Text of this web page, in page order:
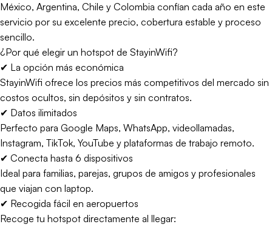
México, Argentina, Chile y Colombia confían cada año en este
servicio por su excelente precio, cobertura estable y proceso
sencillo.
¿Por qué elegir un hotspot de StayinWifi?
✔ La opción más económica
StayinWifi ofrece los precios más competitivos del mercado sin
costos ocultos, sin depósitos y sin contratos.
✔ Datos ilimitados
Perfecto para Google Maps, WhatsApp, videollamadas,
Instagram, TikTok, YouTube y plataformas de trabajo remoto.
✔ Conecta hasta 6 dispositivos
Ideal para familias, parejas, grupos de amigos y profesionales
que viajan con laptop.
✔ Recogida fácil en aeropuertos
Recoge tu hotspot directamente al llegar: